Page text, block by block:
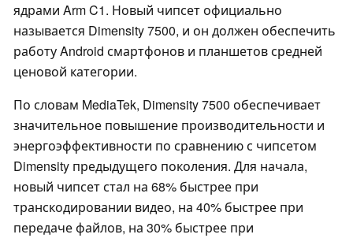
ядрами Arm C1. Новый чипсет официально
называется Dimensity 7500, и он должен обеспечить
работу Android смартфонов и планшетов средней
ценовой категории.
По словам MediaTek, Dimensity 7500 обеспечивает
значительное повышение производительности и
энергоэффективности по сравнению с чипсетом
Dimensity предыдущего поколения. Для начала,
новый чипсет стал на 68% быстрее при
транскодировании видео, на 40% быстрее при
передаче файлов, на 30% быстрее при